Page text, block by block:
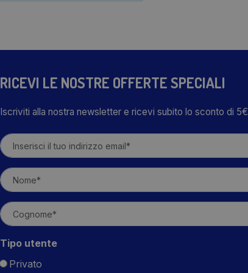
RICEVI LE NOSTRE OFFERTE SPECIALI
Iscriviti alla nostra newsletter e ricevi subito lo sconto di 5€
Tipo utente
Privato